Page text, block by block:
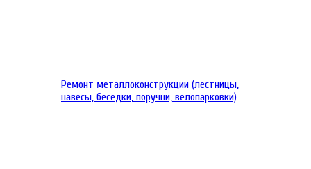
Ремонт металлоконструкции (лестницы,
навесы, беседки, поручни, велопарковки)